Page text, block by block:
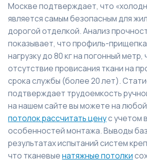
Москве подтверждает, что
является самым безопасным для
дорогой отделкой. Анализ
показывает, что профиль-
нагрузку до 80 кг на погонный метр,
отсутствие провисания ткани на
срока службы (более 20 лет).
подтверждает трудоемкость
на нашем сайте вы можете на любой
потолок рассчитать ценус учетом
особенностей монтажа. Выводы
результатах испытаний систем
что тканевыенатяжные потолки